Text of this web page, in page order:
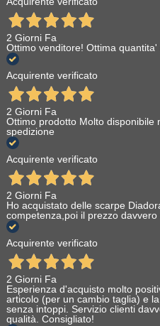
2 Giorni Fa
Ottimo venditore! Ottima
Acquirente verificato
2 Giorni Fa
Ottimo prodotto Molto disponibile
spedizione
Acquirente verificato
2 Giorni Fa
Ho acquistato delle scarpe
competenza,poi il prezzo
Acquirente verificato
2 Giorni Fa
Esperienza d'acquisto molto
articolo (per un cambio taglia) e
senza intoppi. Servizio clienti
qualità. Consigliato!